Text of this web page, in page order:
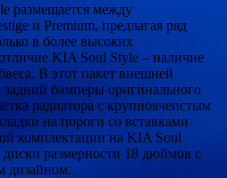
размещается между
и Premium, предлагая ряд
в более высоких
KIA Soul Style – наличие
В этот пакет внешней
задний бамперы оригинального
радиатора с крупноячеистым
на пороги со вставками
комплектации на KIA Soul
диски размерности 18 дюймов с
дизайном.